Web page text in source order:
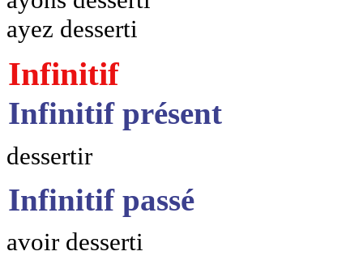
ayez desserti
Infinitif
Infinitif présent
dessertir
Infinitif passé
avoir desserti